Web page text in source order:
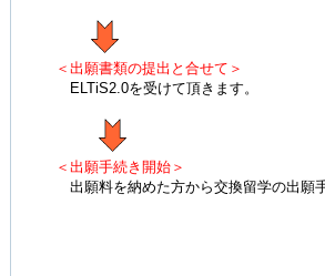
＜出願書類の提出と合せて＞
ELTiS2.0を受けて頂きます。
＜出願手続き開始＞
出願料を納めた方から交換留学の出願